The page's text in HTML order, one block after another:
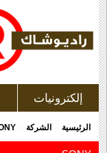
إلكترونيات
الرئيسية الشركة